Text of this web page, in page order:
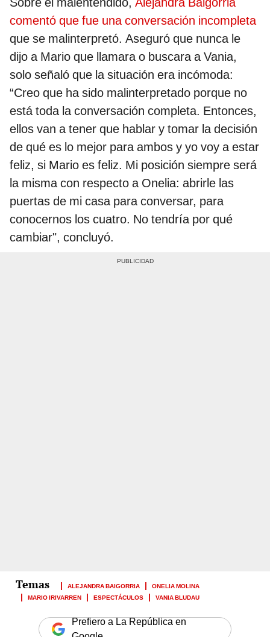
comentó que fue una conversación incompleta
que se malinterpretó. Aseguró que nunca le
dijo a Mario que llamara o buscara a Vania,
solo señaló que la situación era incómoda:
“Creo que ha sido malinterpretado porque no
está toda la conversación completa. Entonces,
ellos van a tener que hablar y tomar la decisión
de qué es lo mejor para ambos y yo voy a estar
feliz, si Mario es feliz. Mi posición siempre será
la misma con respecto a Onelia: abrirle las
puertas de mi casa para conversar, para
conocernos los cuatro. No tendría por qué
cambiar", concluyó.
ALEJANDRA BAIGORRIA
ONELIA MOLINA
MARIO IRIVARREN
ESPECTÁCULOS VANIA BLUDAU
Prefiero a La República en